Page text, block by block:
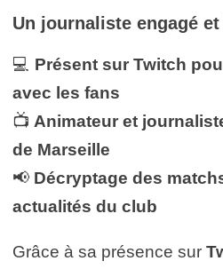
Un journaliste engagé
💻 Présent sur Twitch
avec les fans
📺 Animateur et
de Marseille
📢 Décryptage des
actualités du club
Grâce à sa présence sur